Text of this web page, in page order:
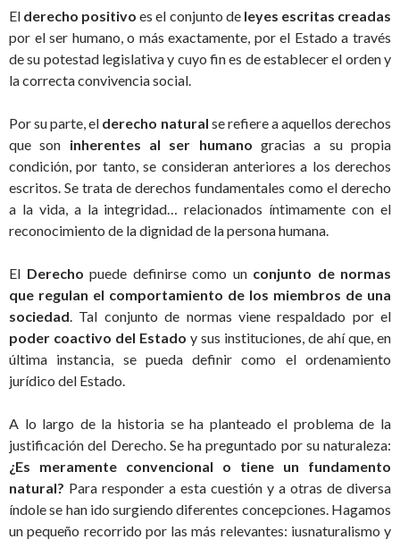
El derecho positivo es el conjunto de leyes escritas creadas
por el ser humano, o más exactamente, por el Estado a través
de su potestad legislativa y cuyo fin es de establecer el orden y
la correcta convivencia social.
Por su parte, el derecho natural se refiere a aquellos derechos
que son inherentes al ser humano gracias a su propia
condición, por tanto, se consideran anteriores a los derechos
escritos. Se trata de derechos fundamentales como el derecho
a la vida, a la integridad… relacionados íntimamente con el
reconocimiento de la dignidad de la persona humana.
El Derecho puede definirse como un conjunto de normas
que regulan el comportamiento de los miembros de una
sociedad. Tal conjunto de normas viene respaldado por el
poder coactivo del Estado y sus instituciones, de ahí que, en
última instancia, se pueda definir como el ordenamiento
jurídico del Estado.
A lo largo de la historia se ha planteado el problema de la
justificación del Derecho. Se ha preguntado por su naturaleza:
¿Es meramente convencional o tiene un fundamento
natural? Para responder a esta cuestión y a otras de diversa
índole se han ido surgiendo diferentes concepciones. Hagamos
un pequeño recorrido por las más relevantes: iusnaturalismo y